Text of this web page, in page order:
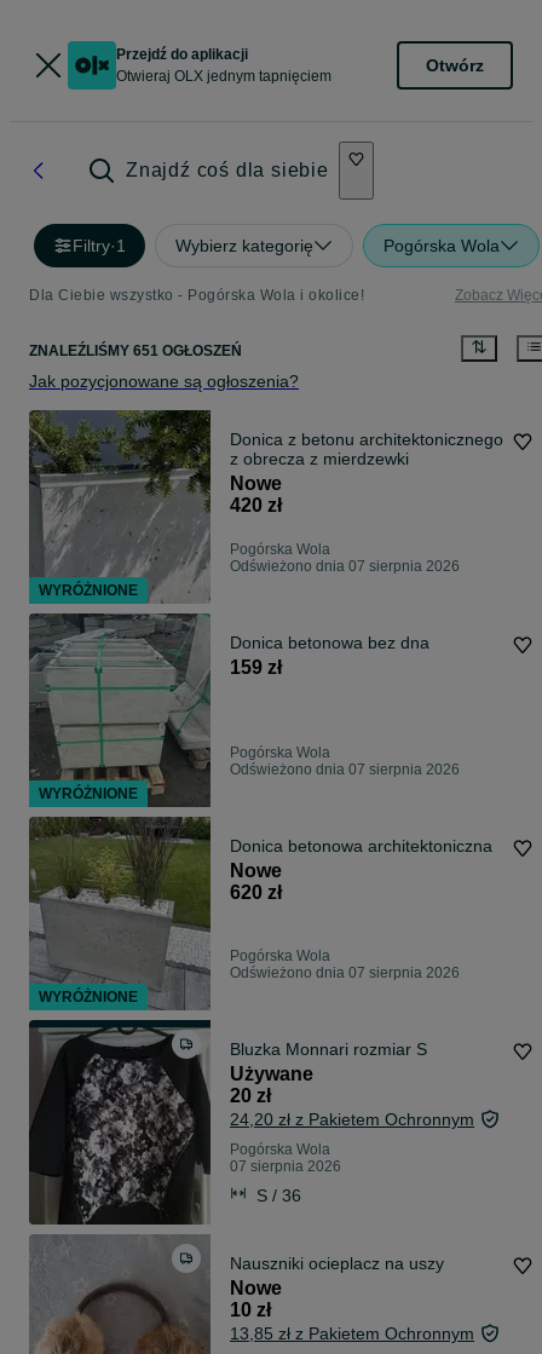
Przejdź do aplikacji
Otwieraj OLX jednym tapnięciem
Otwórz
Znajdź coś dla siebie
Filtry·1 Wybierz kategorię Pogórska Wola
Dla Ciebie wszystko - Pogórska Wola i okolice! Zobacz
ZNALEŹLIŚMY 651 OGŁOSZEŃ
Jak pozycjonowane są ogłoszenia?
Donica z betonu architektonicznego
z obrecza z mierdzewki
Nowe
420 zł
Pogórska Wola
Odświeżono dnia 07 sierpnia 2026
Donica betonowa bez dna
159 zł
Pogórska Wola
Odświeżono dnia 07 sierpnia 2026
Donica betonowa architektoniczna
Nowe
620 zł
Pogórska Wola
Odświeżono dnia 07 sierpnia 2026
Bluzka Monnari rozmiar S
Używane
20 zł
24,20 zł z Pakietem Ochronnym
Pogórska Wola
07 sierpnia 2026
S / 36
Nauszniki ocieplacz na uszy
Nowe
10 zł
13,85 zł z Pakietem Ochronnym
WYRÓŻNIONE
WYRÓŻNIONE
WYRÓŻNIONE